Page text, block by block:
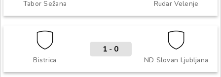
Tabor Sežana Rudar Velenje
Bistrica ND Slovan Ljubljana
1 - 0